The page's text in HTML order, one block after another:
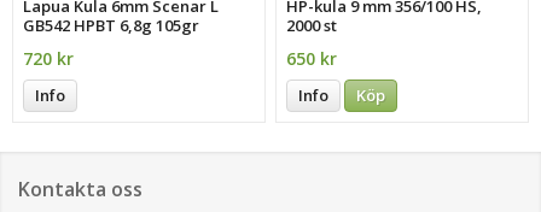
Lapua Kula 6mm Scenar L
GB542 HPBT 6,8g 105gr
720 kr
Info
HP-kula 9 mm 356/100 HS,
2000 st
650 kr
Info Köp
Kontakta oss